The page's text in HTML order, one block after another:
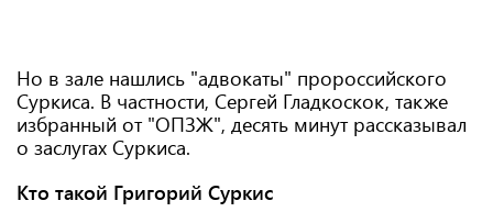
Но в зале нашлись "адвокаты" пророссийского
Суркиса. В частности, Сергей Гладкоскок, также
избранный от "ОПЗЖ", десять минут рассказывал
о заслугах Суркиса.
Кто такой Григорий Суркис